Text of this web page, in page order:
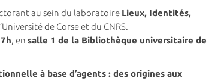
au sein du laboratoire Lieux, Identités,
de Corse et du CNRS.
, en salle 1 de la Bibliothèque universitaire de
à base d’agents : des origines aux